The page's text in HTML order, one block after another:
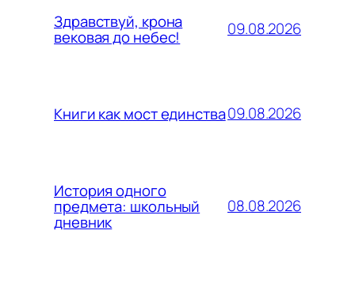
Здравствуй, крона
вековая до небес! 09.08.2026
Книги как мост единства09.08.2026
История одного
предмета: школьный
дневник
08.08.2026